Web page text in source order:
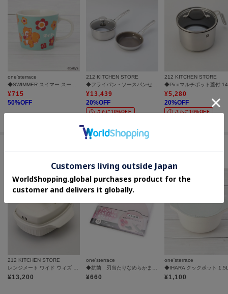
one'sterrace
¥715
50%OFF
212 KITCHEN STORE
¥13,439
20%OFF
さらに10%OFF
212 KITCHEN STORE
¥5,280
20%OFF
さらに10%OFF
#家事を快適にするキッチン雑貨
212 KITCHEN STORE
レンジメート ワイド ウィズ スチーマー ウォームグレー
¥13,200
one'sterrace
◆抗菌 刃当たりなめらかまな板
¥660
one'sterrace
◆IHARA クックポット
¥1,100